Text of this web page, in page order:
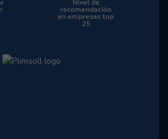
Nivel de
recomendación
en empresas top
25